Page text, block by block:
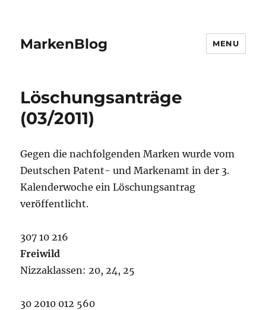
MarkenBlog MENU
Löschungsanträge
(03/2011)
Gegen die nachfolgenden Marken wurde vom
Deutschen Patent- und Markenamt in der 3.
Kalenderwoche ein Löschungsantrag
veröffentlicht.
307 10 216
Freiwild
Nizzaklassen: 20, 24, 25
30 2010 012 560